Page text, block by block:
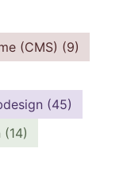
(CMS) (9)
(45)
(14)